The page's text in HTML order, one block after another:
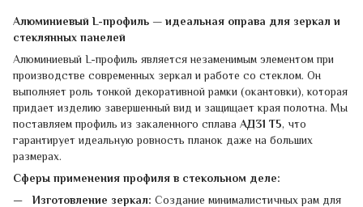
Алюминиевый L-профиль — идеальная оправа для зеркал и
стеклянных панелей
Алюминиевый L-профиль является незаменимым элементом при
производстве современных зеркал и работе со стеклом. Он
выполняет роль тонкой декоративной рамки (окантовки), которая
придает изделию завершенный вид и защищает края полотна. Мы
поставляем профиль из закаленного сплава АД31 Т5, что
гарантирует идеальную ровность планок даже на больших
размерах.
Сферы применения профиля в стекольном деле:
Изготовление зеркал: Создание минималистичных рам для